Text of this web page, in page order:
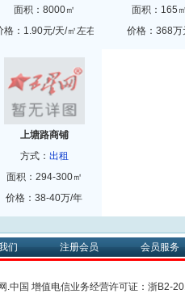
面积：8000㎡
格：1.90元/天/㎡左右
面积：165㎡
价格：368万
上塘路商铺
方式： 出租
面积：294-300㎡
价格：38-40万/年
们 注册会员 会员服务
.中国 增值电信业务经营许可证： 浙B2-